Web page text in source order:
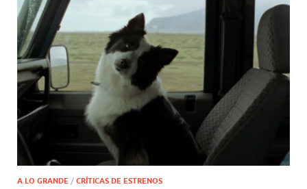
A LO GRANDE / CRÍTICAS DE ESTRENOS